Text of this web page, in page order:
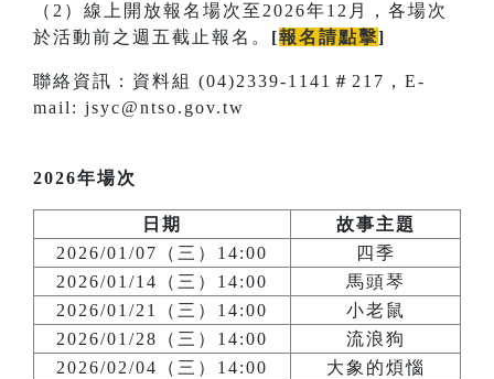
（2）線上開放報名場次至2026年12月，各場次
於活動前之週五截止報名。 [報名請點擊]
聯絡資訊：資料組 (04)2339-1141＃217，E-
mail: jsyc@ntso.gov.tw
2026年場次
日期
故事主題
2026/01/07（三）14:00
四季
2026/01/14（三）14:00
馬頭琴
2026/01/21（三）14:00
小老鼠
2026/01/28（三）14:00
流浪狗
2026/02/04（三）14:00
大象的煩惱